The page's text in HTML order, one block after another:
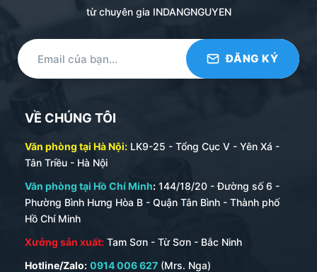
từ chuyên gia INDANGNGUYEN
VỀ CHÚNG TÔI
Văn phòng tại Hà Nội: LK9-25 - Tổng Cục V - Yên Xá -
Tân Triều - Hà Nội
Văn phòng tại Hồ Chí Minh: 144/18/20 - Đường số 6 -
Phường Bình Hưng Hòa B - Quận Tân Bình - Thành phố
Hồ Chí Minh
Xưởng sản xuất: Tam Sơn - Từ Sơn - Bắc Ninh
Hotline/Zalo: 0914 006 627 (Mrs. Nga)